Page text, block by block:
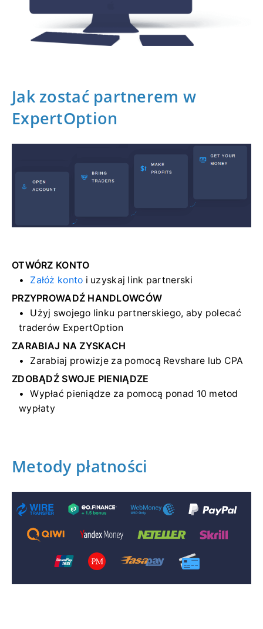
Jak zostać partnerem w
ExpertOption
OTWÓRZ KONTO
Załóż konto i uzyskaj link partnerski
PRZYPROWADŹ HANDLOWCÓW
Użyj swojego linku partnerskiego, aby polecać
traderów ExpertOption
ZARABIAJ NA ZYSKACH
Zarabiaj prowizje za pomocą Revshare lub CPA
ZDOBĄDŹ SWOJE PIENIĄDZE
Wypłać pieniądze za pomocą ponad 10 metod
wypłaty
Metody płatności